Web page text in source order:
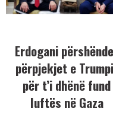
Erdogani
përpjekjet e
për t’i dhënë fund
luftës në Gaza